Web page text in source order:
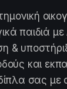
παιδιά
&
και
σας με